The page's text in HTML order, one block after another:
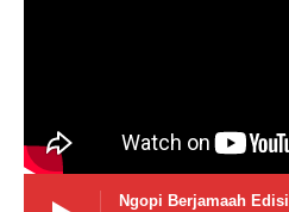
Ngopi Berjamaah